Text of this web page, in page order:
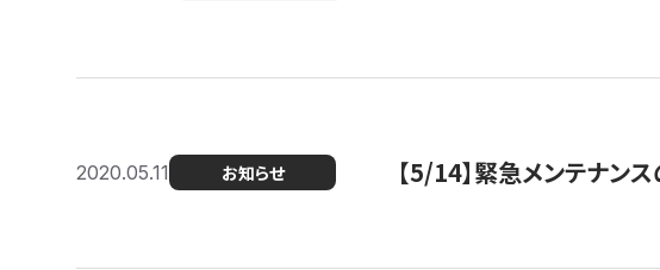
2020.05.11 お知らせ 【5/14】緊急メンテナン